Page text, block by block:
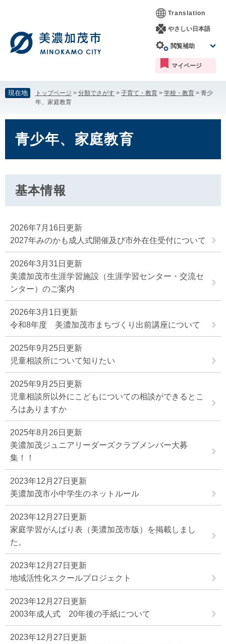
す。
し
て
本
へ
Translation
やさしい日本語
閲覧補助
マイページ
現在地 トップページ > 分類でさがす > 子育て・教育 > 学校・教育 > 青少
年、家庭教育
青少年、家庭教育
基本情報
2026年7月16日更新
2027年みのかも成人式開催及び市外在住受付について
2026年3月31日更新
美濃加茂市生涯学習施設（生涯学習センター・交流セ
ンター）のご案内
2026年3月1日更新
令和8年度 美濃加茂市まちづくり出前講座について
2025年9月25日更新
児童相談所について知りたい
2025年9月25日更新
児童相談所以外にこどもについての相談ができるとこ
ろはありますか
2025年8月26日更新
美濃加茂ジュニアリーダーズクラブメンバー大募
集！！
2023年12月27日更新
美濃加茂市小中学生のネットルール
2023年12月27日更新
家庭学習がんばり表（美濃加茂市版）を掲載しまし
た。
2023年12月27日更新
地域活性化スクールプロジェクト
2023年12月27日更新
2003年成人式 20年後の手紙について
2023年12月27日更新